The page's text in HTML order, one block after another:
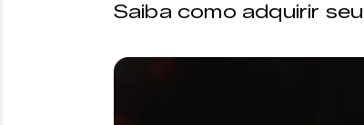
Saiba como adquirir